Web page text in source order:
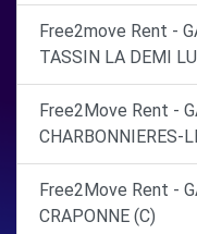
Free2move Rent -
TASSIN LA DEMI
Free2Move Rent -
CHARBONNIERES-
Free2Move Rent -
CRAPONNE (C)